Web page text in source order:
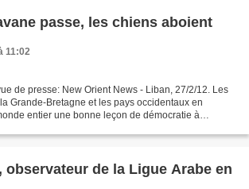
passe, les chiens aboient
11:02
de presse: New Orient News - Liban, 27/2/12. Les
Grande-Bretagne et les pays occidentaux en
entier une bonne leçon de démocratie à
observateur de la Ligue Arabe en